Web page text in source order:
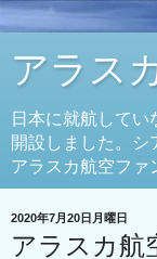
アラス
日本に就航して
開設しました。シ
アラスカ航空ファ
2020年7月20日月曜日
アラスカ航